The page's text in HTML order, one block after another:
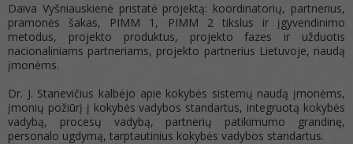
Daiva Vyšniauskienė pristatė projektą: koordinatorių, partnerius,
pramonės šakas, PIMM 1, PIMM 2 tikslus ir įgyvendinimo
metodus, projekto produktus, projekto fazes ir užduotis
nacionaliniams partneriams, projekto partnerius Lietuvoje, naudą
įmonėms.
Dr. J. Stanevičius kalbėjo apie kokybės sistemų naudą įmonėms,
įmonių požiūrį į kokybės vadybos standartus, integruotą kokybės
vadybą, procesų vadybą, partnerių patikimumo grandinę,
personalo ugdymą, tarptautinius kokybės vadybos standartus.